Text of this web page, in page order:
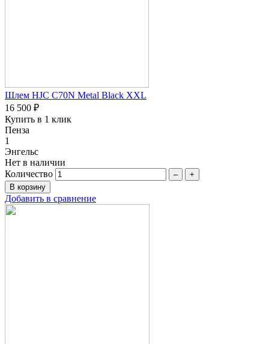
Шлем HJC C70N Metal Black XXL
16 500 ₽
Купить в 1 клик
Пенза
1
Энгельс
Нет в наличии
Количество
– +
Добавить в сравнение